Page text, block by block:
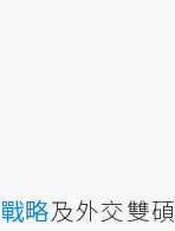
戰略及外交雙碩